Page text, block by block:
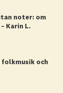
noter: om
Karin L.
folkmusik och